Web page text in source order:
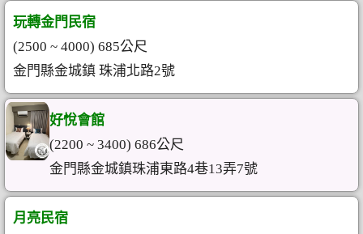
玩轉金門民宿
(2500 ~ 4000) 685公尺
金門縣金城鎮 珠浦北路2號
好悅會館
(2200 ~ 3400) 686公尺
金門縣金城鎮珠浦東路4巷13弄7號
月亮民宿